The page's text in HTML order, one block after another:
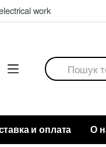
work
Search
for:
и оплата О